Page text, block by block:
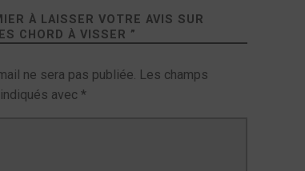
À LAISSER VOTRE AVIS SUR
CHORD À VISSER ”
ne sera pas publiée. Les champs
avec *